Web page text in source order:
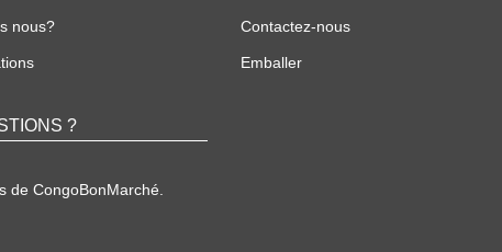
nous?
?
de CongoBonMarché.
Contactez-nous
Emballer